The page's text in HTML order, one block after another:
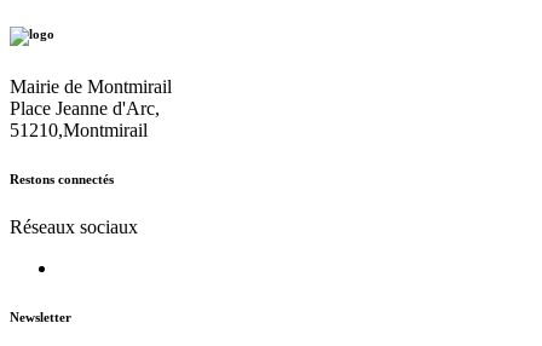
Mairie de Montmirail
Place Jeanne d'Arc,
51210,Montmirail
Restons connectés
Réseaux sociaux
Newsletter